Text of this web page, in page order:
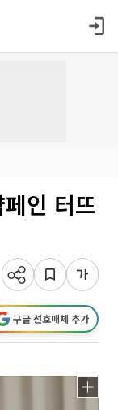
인 터뜨
구글 선호매체 추가